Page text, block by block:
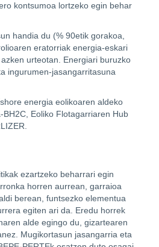
kontsumoa lortzeko egin behar
handia du (% 90etik gorakoa,
eratorriak energia-eskari
urteotan. Energiari buruzko
ingurumen-jasangarritasuna
energia eolikoaren aldeko
Eoliko Flotagarriaren Hub
ezartzeko beharrari egin
horren aurrean, garraioa
berean, funtsezko elementua
egiten ari da. Eredu horrek
alde egingo du, gizartearen
Mugikortasun jasangarria eta